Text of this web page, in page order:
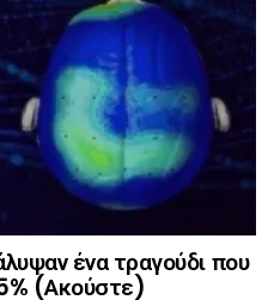
ένα τραγούδι που
(Ακούστε)